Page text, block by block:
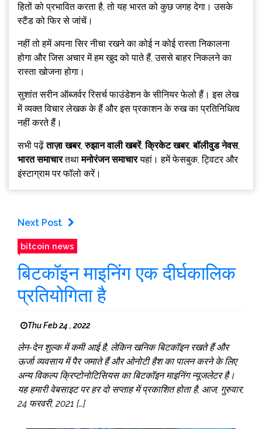
हितों को प्रभावित करता है, तो यह भारत को कुछ जगह देगा। उसके
स्टैंड को फिर से जांचें।
नहीं तो हमें अपना सिर नीचा रखने का कोई न कोई रास्ता निकालना
होगा और जिस अचार में हम खुद को पाते हैं, उससे बाहर निकलने का
रास्ता खोजना होगा।
सुशांत सरीन ऑब्जर्वर रिसर्च फाउंडेशन के सीनियर फेलो हैं। इस लेख
में व्यक्त विचार लेखक के हैं और इस प्रकाशन के रुख का प्रतिनिधित्व
नहीं करते हैं।
सभी पढ़ेंताज़ा खबर,रुझान वाली खबरें,क्रिकेट खबर,बॉलीवुड नेवस,
भारत समाचारतथामनोरंजन समाचारयहां। हमें फेसबुक, ट्विटर और
इंस्टाग्राम पर फॉलो करें।
Next Post
bitcoin news
बिटकॉइन माइनिंग एक दीर्घकालिक
प्रतियोगिता है
Thu Feb 24 , 2022
लेन-देन शुल्क में कमी आई है, लेकिन खनिक बिटकॉइन रखते हैं और
ऊर्जा व्यवसाय में पैर जमाते हैं और ओनोटी हैश का पालन करने के लिए
अन्य विकल्प क्रिप्टोनोटिसियस का बिटकॉइन माइनिंग न्यूजलेटर है।
यह हमारी वेबसाइट पर हर दो सप्ताह में प्रकाशित होता है, आज, गुरुवार,
24 फरवरी, 2021 […]